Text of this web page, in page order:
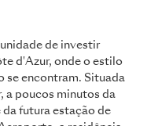
de investir
d'Azur, onde o estilo
se encontram. Situada
a poucos minutos da
futura estação de